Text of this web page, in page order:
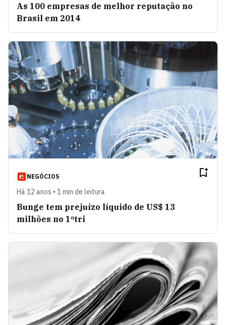
As 100 empresas de melhor reputação no
Brasil em 2014
NEGÓCIOS
Há 12 anos • 1 min de leitura
Bunge tem prejuízo líquido de US$ 13
milhões no 1ºtri